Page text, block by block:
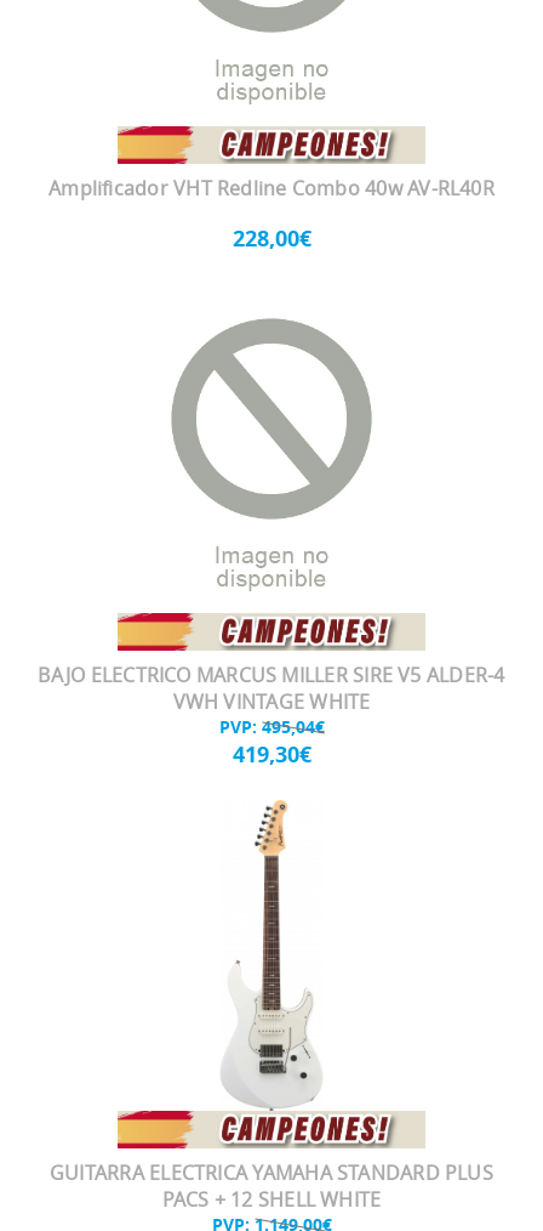
Amplificador VHT Redline Combo 40w AV-RL40R
228,00€
BAJO ELECTRICO MARCUS MILLER SIRE V5 ALDER-4
VWH VINTAGE WHITE
PVP: 495,04€
419,30€
GUITARRA ELECTRICA YAMAHA STANDARD PLUS
PACS + 12 SHELL WHITE
PVP: 1.149,00€